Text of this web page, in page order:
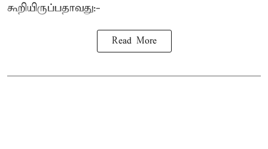
கூறியிருப்பதாவது:-
Read More